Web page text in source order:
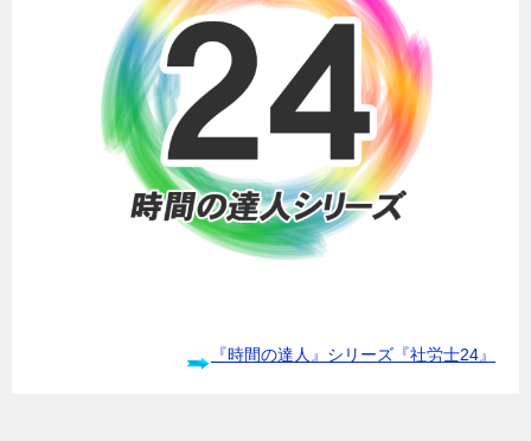
『時間の達人』シリーズ『社労士24』